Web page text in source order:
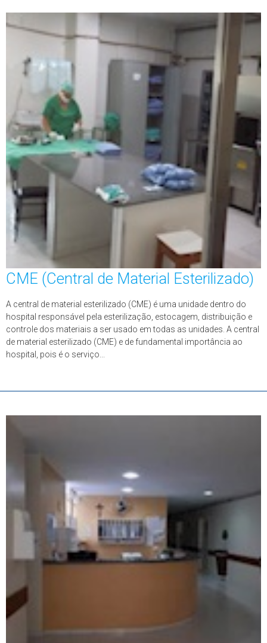
CME (Central de Material Esterilizado)
A central de material esterilizado (CME) é uma unidade dentro do
hospital responsável pela esterilização, estocagem, distribuição e
controle dos materiais a ser usado em todas as unidades. A central
de material esterilizado (CME) e de fundamental importância ao
hospital, pois é o serviço...